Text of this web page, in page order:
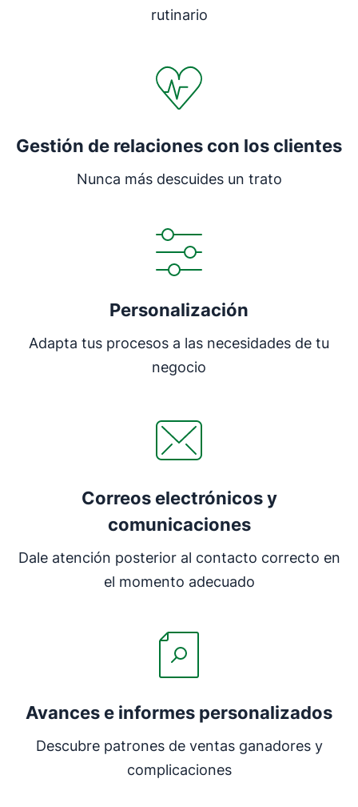
rutinario
Gestión de relaciones con los clientes
Nunca más descuides un trato
Personalización
Adapta tus procesos a las necesidades de tu
negocio
Correos electrónicos y
comunicaciones
Dale atención posterior al contacto correcto en
el momento adecuado
Avances e informes personalizados
Descubre patrones de ventas ganadores y
complicaciones